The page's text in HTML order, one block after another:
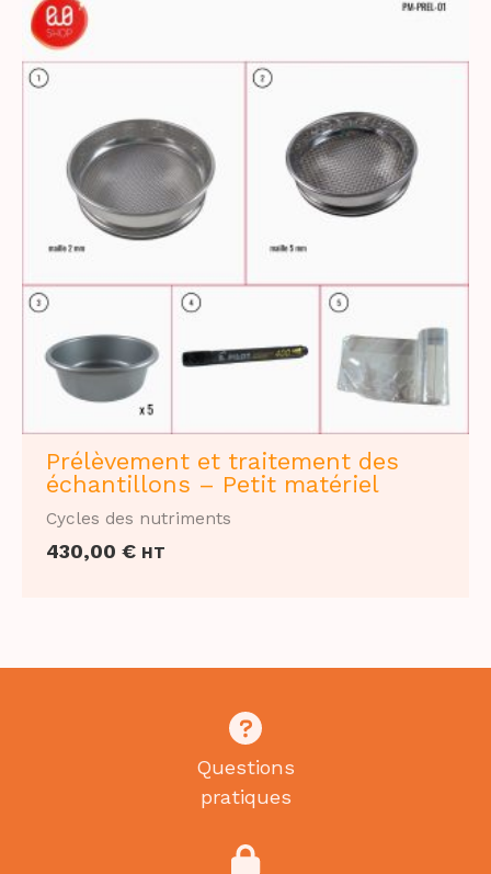
Prélèvement et traitement des
échantillons – Petit matériel
Cycles des nutriments
430,00 € HT
Questions
pratiques